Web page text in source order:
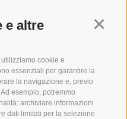
e altre
cookie e
essenziali per garantire la
la navigazione e, previo
esempio, potremmo
archiviare informazioni
dati limitati per la selezione
Tesido in Alto Adige